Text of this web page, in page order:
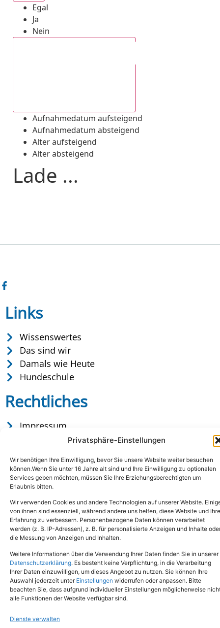
Privatsphäre-Einstellungen
Wir benötigen Ihre Einwilligung, bevor Sie unsere Website weiter besuchen
können.Wenn Sie unter 16 Jahre alt sind und Ihre Einwilligung zu optionalen
Services geben möchten, müssen Sie Ihre Erziehungsberechtigten um
Erlaubnis bitten.
Wir verwenden Cookies und andere Technologien auf unserer Website.
von ihnen sind essenziell, während andere uns helfen, diese Website und Ihre
Erfahrung zu verbessern. Personenbezogene Daten können verarbeitet
werden (z. B. IP-Adressen), z. B. für personalisierte Anzeigen und Inhalte
die Messung von Anzeigen und Inhalten.
Weitere Informationen über die Verwendung Ihrer Daten finden Sie in unserer
Datenschutzerklärung. Es besteht keine Verpflichtung, in die Verarbeitung
Ihrer Daten einzuwilligen, um dieses Angebot zu nutzen. Sie können Ihre
Auswahl jederzeit unter Einstellungen widerrufen oder anpassen. Bitte
beachten Sie, dass aufgrund individueller Einstellungen möglicherweise
alle Funktionen der Website verfügbar sind.
Dienste verwalten
Egal
Ja
Nein
Aufnahmedatum aufsteigend
Aufnahmedatum absteigend
Alter aufsteigend
Alter absteigend
Lade ...
Links
Wissenswertes
Das sind wir
Damals wie Heute
Hundeschule
Rechtliches
Impressum
Datenschutz
Copyright © 2024. Alle Rechte vorbehalten.
Tel.: (02651) - 77438info@tierheim-mayen.de
In der Pluns 1, 56727 Mayen